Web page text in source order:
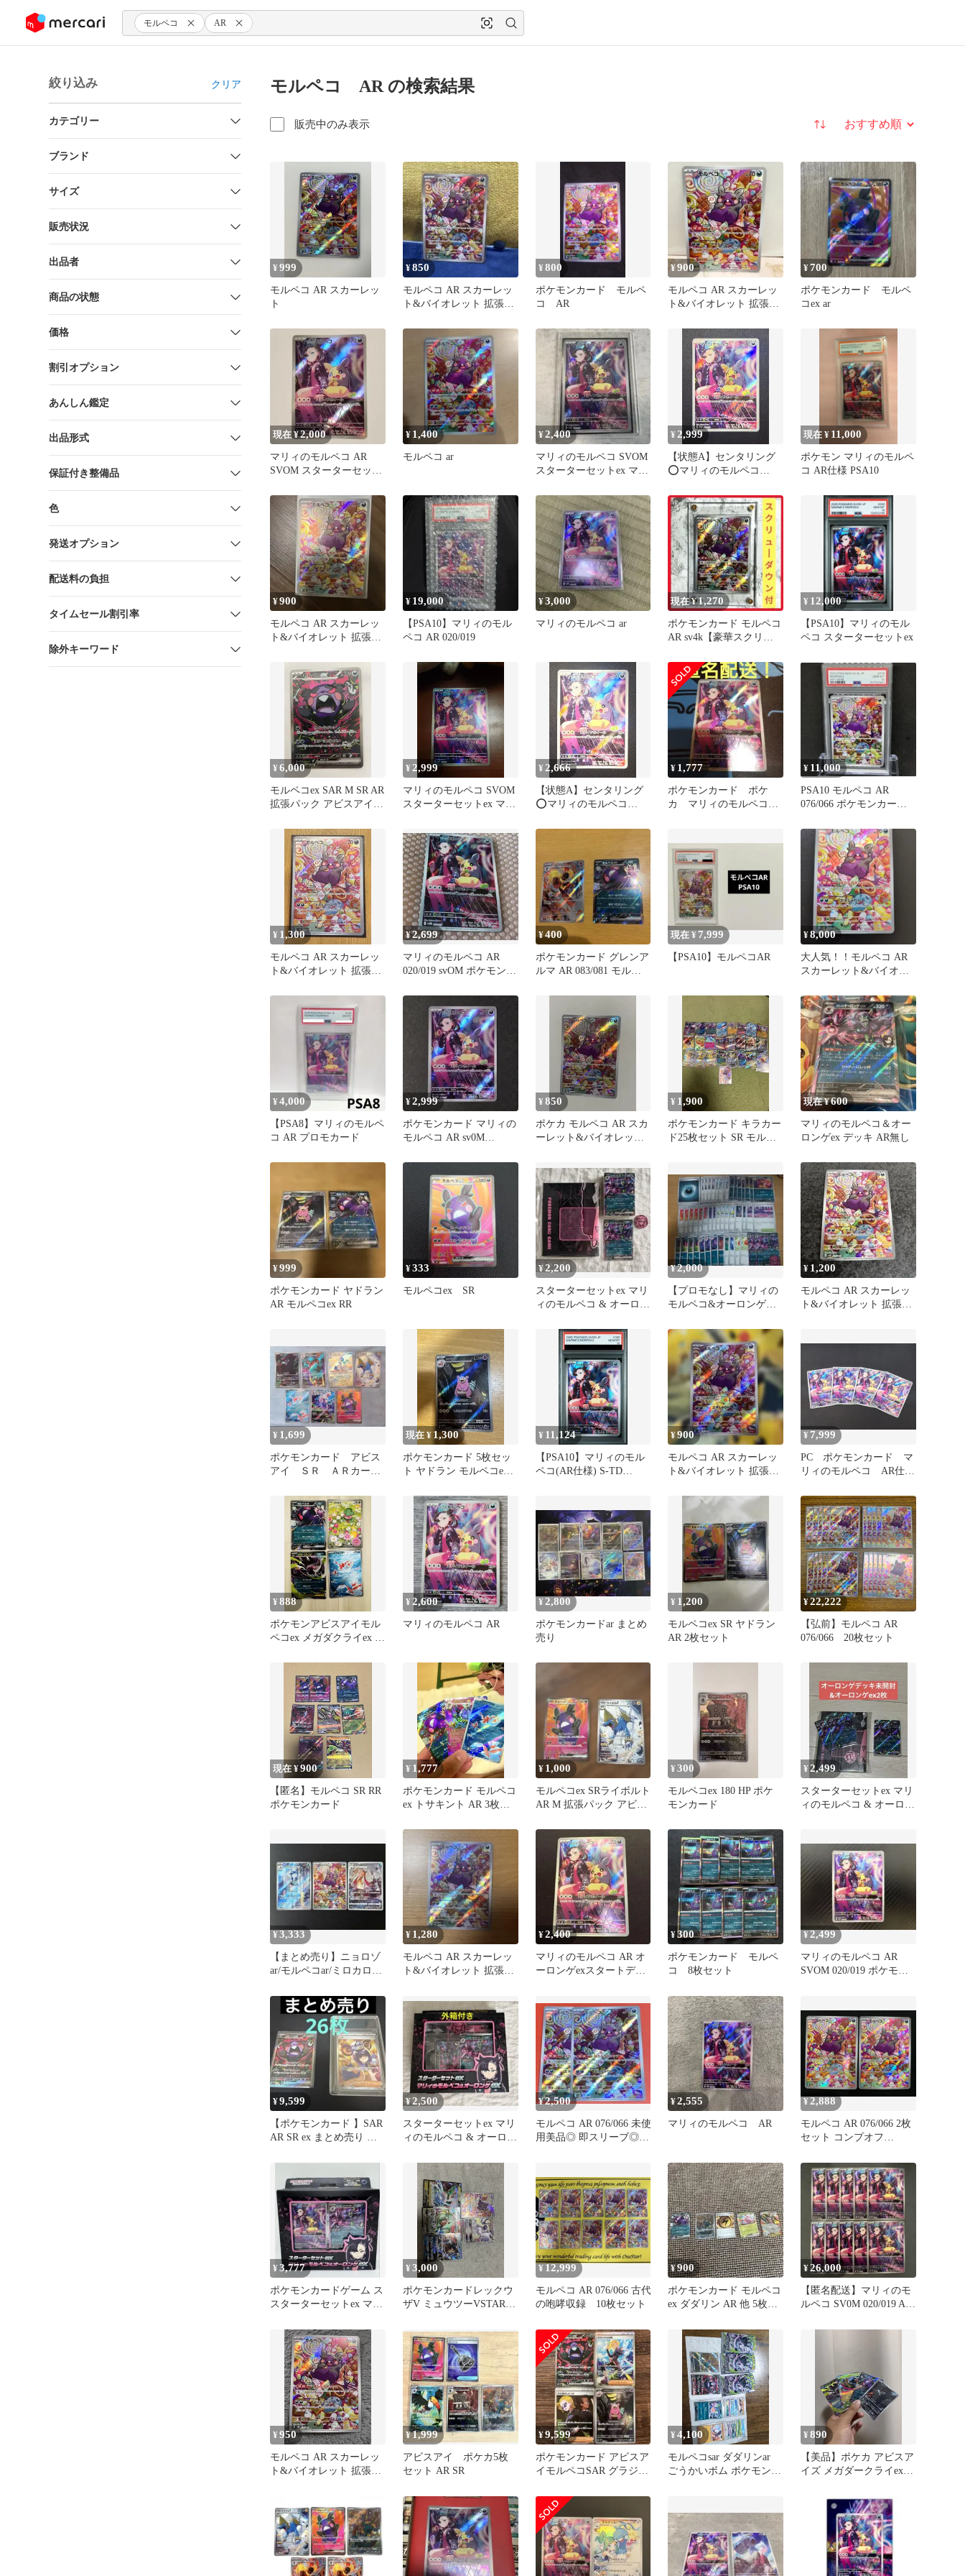
ツにスキップ モルペコ AR
絞り込み クリア
カテゴリー
ブランド
サイズ
販売状況
出品者
商品の状態
価格
割引オプション
あんしん鑑定
出品形式
保証付き整備品
色
発送オプション
配送料の負担
タイムセール割引率
除外キーワード
モルペコ AR の検索結果
販売中のみ表示 並び替え
¥999
モルペコ AR スカーレッ
ト
¥850
モルペコ AR スカーレッ
ト&バイオレット 拡張パ
07…
¥800
ポケモンカード モルペ
コ AR
¥900
モルペコ AR スカーレッ
ト&バイオレット 拡張パ
07…
¥700
ポケモンカード モルペ
コex ar
現在 ¥2,000
マリィのモルペコ AR
SVOM スターターセット
¥ 1,400
モルペコ ar
¥2,400
マリィのモルペコ SVOM
スターターセットex マリ
ゲ…
¥ 2,999
【状態A】センタリング
⭕️マリィのモルペコ
現在 ¥ 11,000
ポケモン マリィのモルペ
コ AR仕様 PSA10
¥900
モルペコ AR スカーレッ
ト&バイオレット 拡張パ
07…
¥ 19,000
【PSA10】マリィのモル
ペコ AR 020/019
¥3,000
マリィのモルペコ ar
現在 ¥1,270
ポケモンカード モルペコ
AR sv4k【豪華スクリュ
¥ 12,000
【PSA10】マリィのモル
ペコ スターターセットex
¥6,000
モルペコex SAR M SR AR
拡張パック アビスアイ
¥ 2,999
マリィのモルペコ SVOM
スターターセットex マリ
ゲ…
¥ 2,666
【状態A】センタリング
⭕️マリィのモルペコ
¥ 1,777
ポケモンカード ポケ
カ マリィのモルペコ
¥ 11,000
PSA10 モルペコ AR
076/066 ポケモンカード
¥ 1,300
モルペコ AR スカーレッ
ト&バイオレット 拡張パ
07…
¥2,699
マリィのモルペコ AR
020/019 svOM ポケモンカ
¥400
ポケモンカード グレンア
ルマ AR 083/081 モルペコ
現在 ¥ 7,999
【PSA10】モルペコAR
¥8,000
大人気！！モルペコ AR
スカーレット&バイオレ
咆哮
¥4,000
【PSA8】マリィのモルペ
コ AR プロモカード
¥2,999
ポケモンカード マリィの
モルペコ AR sv0M
¥850
ポケカ モルペコ AR スカ
ーレット&バイオレット
¥ 1,900
ポケモンカード キラカー
ド25枚セット SR モルペ
現在 ¥600
マリィのモルペコ＆オー
ロンゲex デッキ AR無し
¥999
ポケモンカード ヤドラン
AR モルペコex RR
¥333
モルペコex SR
¥2,200
スターターセットex マリ
ィのモルペコ & オーロン
¥2,000
【プロモなし】マリィの
モルペコ&オーロンゲ
¥ 1,200
モルペコ AR スカーレッ
ト&バイオレット 拡張パ
¥ 1,699
ポケモンカード アビス
アイ ＳＲ ＡＲカー
現在 ¥ 1,300
ポケモンカード 5枚セッ
ト ヤドラン モルペコex
¥ 11,124
【PSA10】マリィのモル
ペコ(AR仕様) S-TD
¥900
モルペコ AR スカーレッ
ト&バイオレット 拡張パ
07…
¥ 7,999
PC ポケモンカード マ
リィのモルペコ AR仕
枚セット ※商品説明文
確認
¥888
ポケモンアビスアイモル
ペコex メガダクライex カ
ット
¥ 2,600
マリィのモルペコ AR
¥ 2,800
ポケモンカードar まとめ
売り
¥ 1,200
モルペコex SR ヤドラン
AR 2枚セット
¥22,222
【弘前】モルペコ AR
076/066 20枚セット
現在 ¥900
【匿名】モルペコ SR RR
ポケモンカード
¥ 1,777
ポケモンカード モルペコ
ex トサキント AR 3枚セ
¥ 1,000
モルペコex SRライボルト
AR M 拡張パック アビス
¥300
モルペコex 180 HP ポケ
モンカード
¥2,499
スターターセットex マリ
ィのモルペコ & オーロン
¥3,333
【まとめ売り】ニョロゾ
ar/モルペコar/ミロカロス
¥ 1,280
モルペコ AR スカーレッ
ト&バイオレット 拡張パ
¥2,400
マリィのモルペコ AR オ
ーロンゲexスタートデッ
¥300
ポケモンカード モルペ
コ 8枚セット
¥2,499
マリィのモルペコ AR
SVOM 020/019 ポケモン
¥9,599
【ポケモンカード 】SAR
AR SR ex まとめ売り ム
¥2,500
スターターセットex マリ
ィのモルペコ & オーロン
¥2,500
モルペコ AR 076/066 未使
用美品◎ 即スリーブ◎人
¥2,555
マリィのモルペコ AR
¥2,888
モルペコ AR 076/066 2枚
セット コンプオフ
¥3,777
ポケモンカードゲーム ス
スターターセットex マリ
ゲex
¥3,000
ポケモンカードレックウ
ザV ミュウツーVSTAR
¥ 12,999
モルペコ AR 076/066 古代
の咆哮収録 10枚セット
¥900
ポケモンカード モルペコ
ex ダダリン AR 他 5枚セ
¥26,000
【匿名配送】マリィのモ
ルペコ SV0M 020/019 AR
¥950
モルペコ AR スカーレッ
ト&バイオレット 拡張パ
¥1,999
アビスアイ ポケカ5枚
セット AR SR
¥9,599
ポケモンカード アビスア
イモルペコSAR グラジオ
¥4,100
モルペコsar ダダリンar
ごうかいボム ポケモンカ
¥890
【美品】ポケカ アビスア
イズ メガダークライex